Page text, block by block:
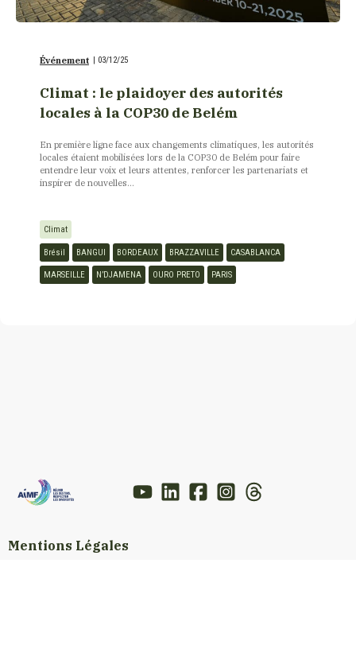
Événement 03/12/25
Climat : le plaidoyer des autorités
locales à la COP30 de Belém
En première ligne face aux changements climatiques, les autorités
locales étaient mobilisées lors de la COP30 de Belém pour faire
entendre leur voix et leurs attentes, renforcer les partenariats et
inspirer de nouvelles...
Climat
Brésil BANGUI BORDEAUX BRAZZAVILLE CASABLANCA
MARSEILLE N’DJAMENA OURO PRETO PARIS
Mentions Légales